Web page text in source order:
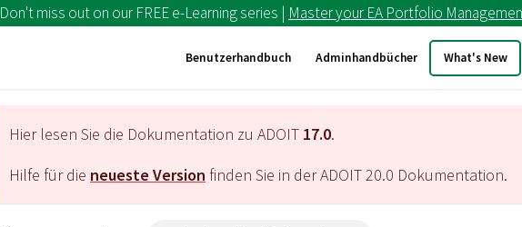
Don't miss out on our FREE e-Learning series | Master your EA Portfolio
Benutzerhandbuch Adminhandbücher What's New
Hier lesen Sie die Dokumentation zu ADOIT 17.0.
Hilfe für die neueste Version finden Sie in der ADOIT20.0 Dokumentation.